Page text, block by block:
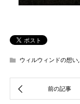
ウィルウィンドの想い,